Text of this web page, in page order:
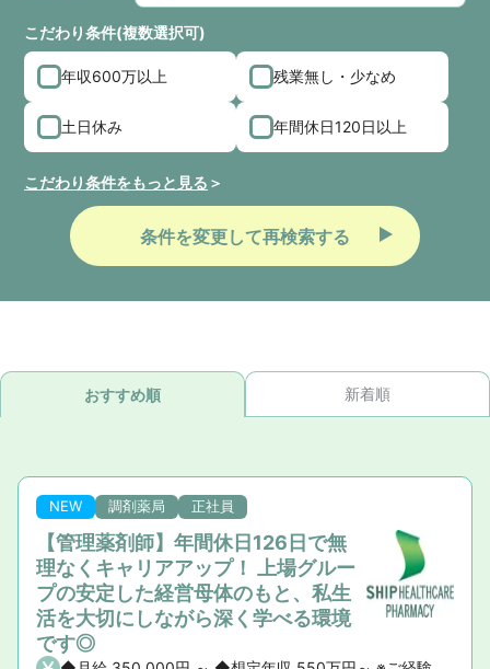
こだわり条件(複数選択可)
年収600万以上 残業無し・少なめ
土日休み 年間休日120日以上
こだわり条件をもっと見る
条件を変更して再検索する
おすすめ順 新着順
NEW 調剤薬局 正社員
【管理薬剤師】年間休日126日で無
理なくキャリアアップ！ 上場グルー
プの安定した経営母体のもと、私生
活を大切にしながら深く学べる環境
です◎